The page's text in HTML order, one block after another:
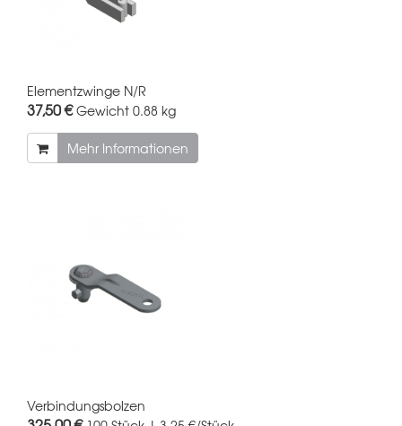
Elementzwinge N/R
37,50 €Gewicht 0.88 kg
Mehr Informationen
Verbindungsbolzen